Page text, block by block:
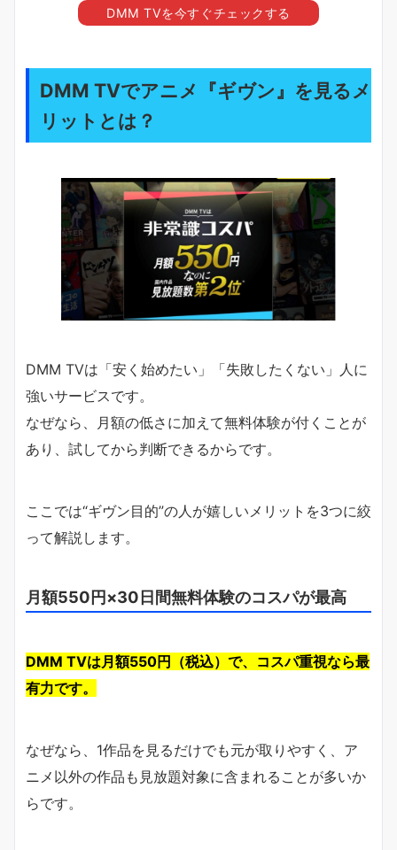
DMM TVを今すぐチェックする
DMM TVでアニメ『ギヴン』を見るメ
リットとは？
DMM TVは「安く始めたい」「失敗したくない」人に
強いサービスです。
なぜなら、月額の低さに加えて無料体験が付くことが
あり、試してから判断できるからです。
ここでは“ギヴン目的”の人が嬉しいメリットを3つに絞
って解説します。
月額550円×30日間無料体験のコスパが最高
DMM TVは月額550円（税込）で、コスパ重視なら最
有力です。
なぜなら、1作品を見るだけでも元が取りやすく、ア
ニメ以外の作品も見放題対象に含まれることが多いか
らです。